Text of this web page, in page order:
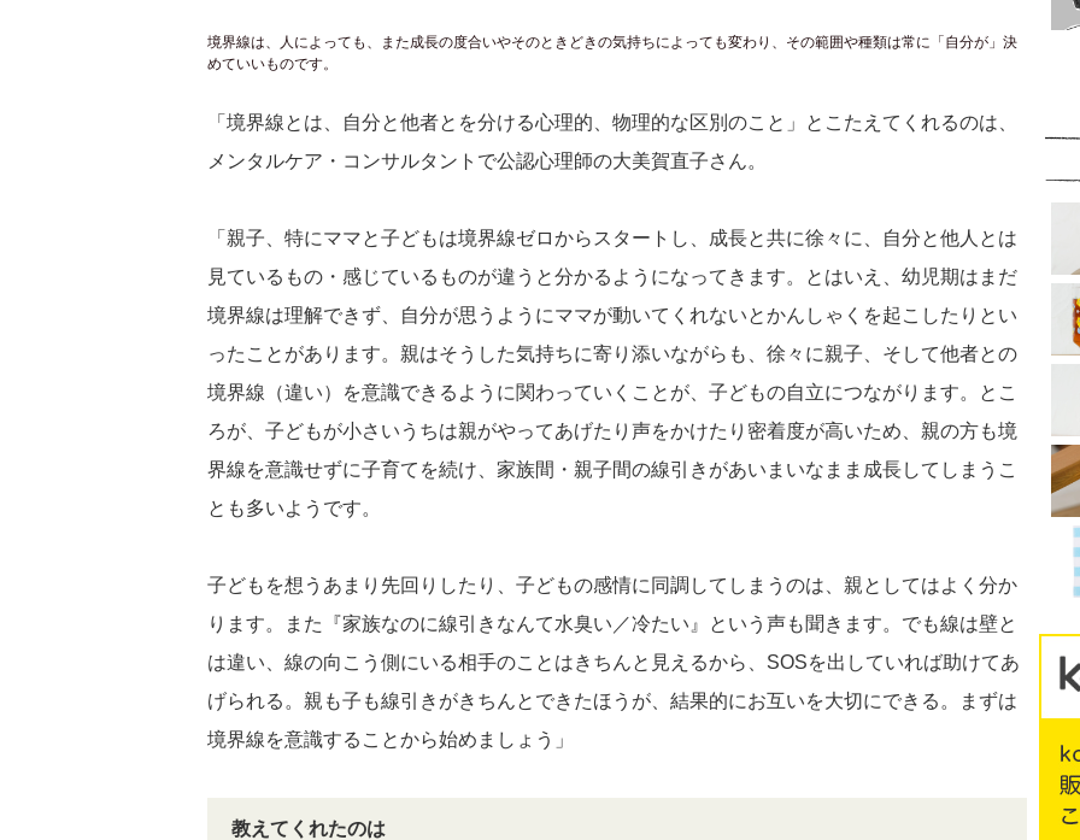
境界線は、人によっても、また成長の度合いやそのときどきの気持ちによっても変わり、その範囲や種類は常に「自分が」決
めていいものです。
「境界線とは、自分と他者とを分ける心理的、物理的な区別のこと」とこたえてくれるのは、
メンタルケア・コンサルタントで公認心理師の大美賀直子さん。
「親子、特にママと子どもは境界線ゼロからスタートし、成長と共に徐々に、自分と他人とは
見ているもの・感じているものが違うと分かるようになってきます。とはいえ、幼児期はまだ
境界線は理解できず、自分が思うようにママが動いてくれないとかんしゃくを起こしたりとい
ったことがあります。親はそうした気持ちに寄り添いながらも、徐々に親子、そして他者との
境界線（違い）を意識できるように関わっていくことが、子どもの自立につながります。とこ
ろが、子どもが小さいうちは親がやってあげたり声をかけたり密着度が高いため、親の方も境
界線を意識せずに子育てを続け、家族間・親子間の線引きがあいまいなまま成長してしまうこ
とも多いようです。
子どもを想うあまり先回りしたり、子どもの感情に同調してしまうのは、親としてはよく分か
ります。また『家族なのに線引きなんて水臭い／冷たい』という声も聞きます。でも線は壁と
は違い、線の向こう側にいる相手のことはきちんと見えるから、SOSを出していれば助けてあ
げられる。親も子も線引きがきちんとできたほうが、結果的にお互いを大切にできる。まずは
境界線を意識することから始めましょう」
教えてくれたのは